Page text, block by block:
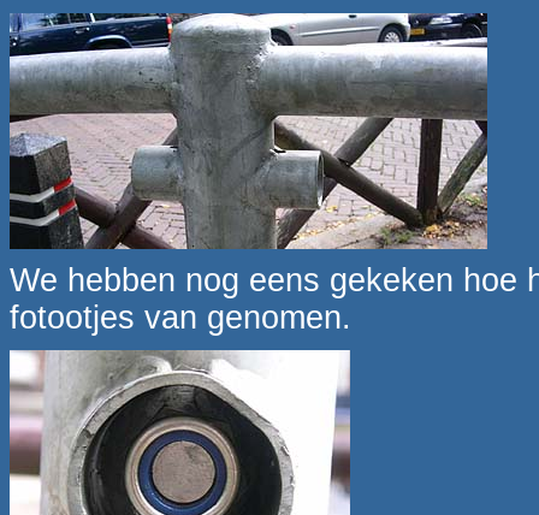
We hebben nog eens gekeken
fotootjes van genomen.